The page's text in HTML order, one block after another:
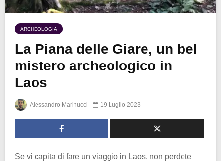
ARCHEOLOGIA
La Piana delle Giare, un bel
mistero archeologico in
Laos
Alessandro Marinucci 19 Luglio 2023
Se vi capita di fare un viaggio in Laos, non perdete